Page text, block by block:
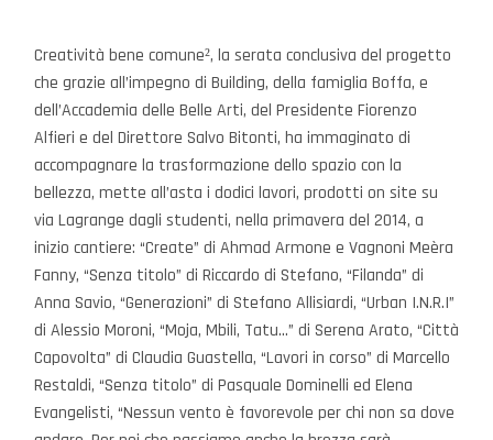
Creatività bene comune², la serata conclusiva del progetto
che grazie all’impegno di Building, della famiglia Boffa, e
dell’Accademia delle Belle Arti, del Presidente Fiorenzo
Alfieri e del Direttore Salvo Bitonti, ha immaginato di
accompagnare la trasformazione dello spazio con la
bellezza, mette all’asta i dodici lavori, prodotti on site su
via Lagrange dagli studenti, nella primavera del 2014, a
inizio cantiere: “Create” di Ahmad Armone e Vagnoni Meèra
Fanny, “Senza titolo” di Riccardo di Stefano, “Filanda” di
Anna Savio, “Generazioni” di Stefano Allisiardi, “Urban I.N.R.I”
di Alessio Moroni, “Moja, Mbili, Tatu…” di Serena Arato, “Città
Capovolta” di Claudia Guastella, “Lavori in corso” di Marcello
Restaldi, “Senza titolo” di Pasquale Dominelli ed Elena
Evangelisti, “Nessun vento è favorevole per chi non sa dove